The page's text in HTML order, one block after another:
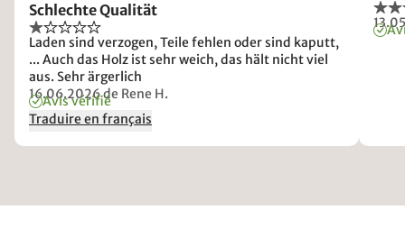
Schlechte Qualität
Laden sind verzogen, Teile fehlen oder sind kaputt,
... Auch das Holz ist sehr weich, das hält nicht viel
aus. Sehr ärgerlich
16.06.2026de Rene H.
Avis vérifié
Traduire en français